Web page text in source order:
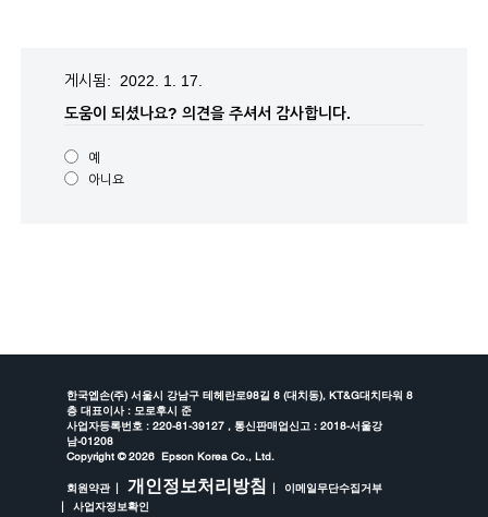
게시됨: 2022. 1. 17.
도움이 되셨나요? 의견을 주셔서 감사합니다.
예
아니요
한국엡손(주) 서울시 강남구 테헤란로98길 8 (대치동), KT&G대치타워 8
층 대표이사 : 모로후시 준
사업자등록번호 : 220-81-39127 , 통신판매업신고 : 2018-서울강
남-01208
Copyright ©2026 Epson Korea Co., Ltd.
회원약관 개인정보처리방침
이메일무단수집거부
사업자정보확인